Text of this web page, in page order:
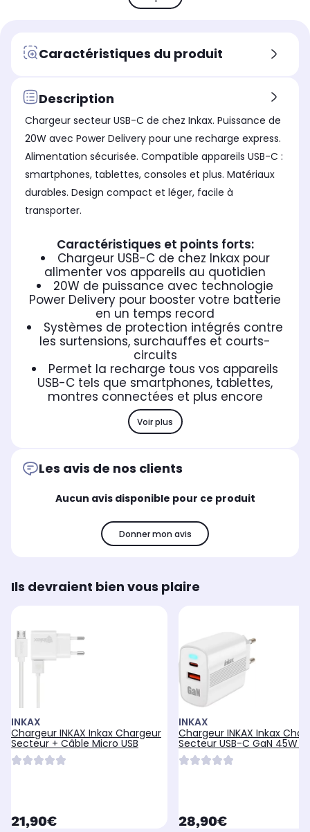
Type de chargeur
Chargeur secteur
Non
Nombre de port(s) entrée
1.0
1.0
Type de chargeur
Chargeur secteur
Nombre de port(s) entrée
1.0
1.0
Caractéristiques du produit
Description
Chargeur secteur USB-C de chez Inkax. Puissance de
20W avec Power Delivery pour une recharge express.
Alimentation sécurisée. Compatible appareils USB-C :
smartphones, tablettes, consoles et plus. Matériaux
durables. Design compact et léger, facile à
transporter.
Caractéristiques et points forts:
Chargeur USB-C de chez Inkax pour
alimenter vos appareils au quotidien
20W de puissance avec technologie
Power Delivery pour booster votre batterie
en un temps record
Systèmes de protection intégrés contre
les surtensions, surchauffes et courts-
circuits
Permet la recharge tous vos appareils
USB-C tels que smartphones, tablettes,
montres connectées et plus encore
Voir plus
Les avis de nos clients
Aucun avis disponible pour ce produit
Donner mon avis
Ils devraient bien vous plaire
INKAX
Chargeur INKAX Inkax Chargeur
Secteur + Câble Micro USB
currentPrice
21,90€
INKAX
Chargeur INKAX Inkax
Secteur USB-C GaN 45W +
currentPrice
28,90€